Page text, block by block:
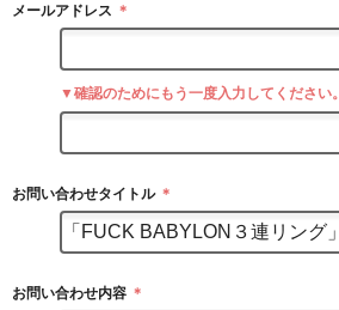
メールアドレス ＊
▼確認のためにもう一度入力してください。
お問い合わせタイトル ＊
お問い合わせ内容 ＊